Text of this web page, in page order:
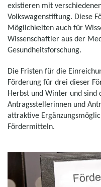
existieren mit
Volkswagenstiftung. Diese
Möglichkeiten auch für
Wissenschaftler aus der
Gesundheitsforschung.
Die Fristen für die
Förderung für drei dieser
Herbst und Winter und sind
Antragsstellerinnen und
attraktive
Fördermitteln.